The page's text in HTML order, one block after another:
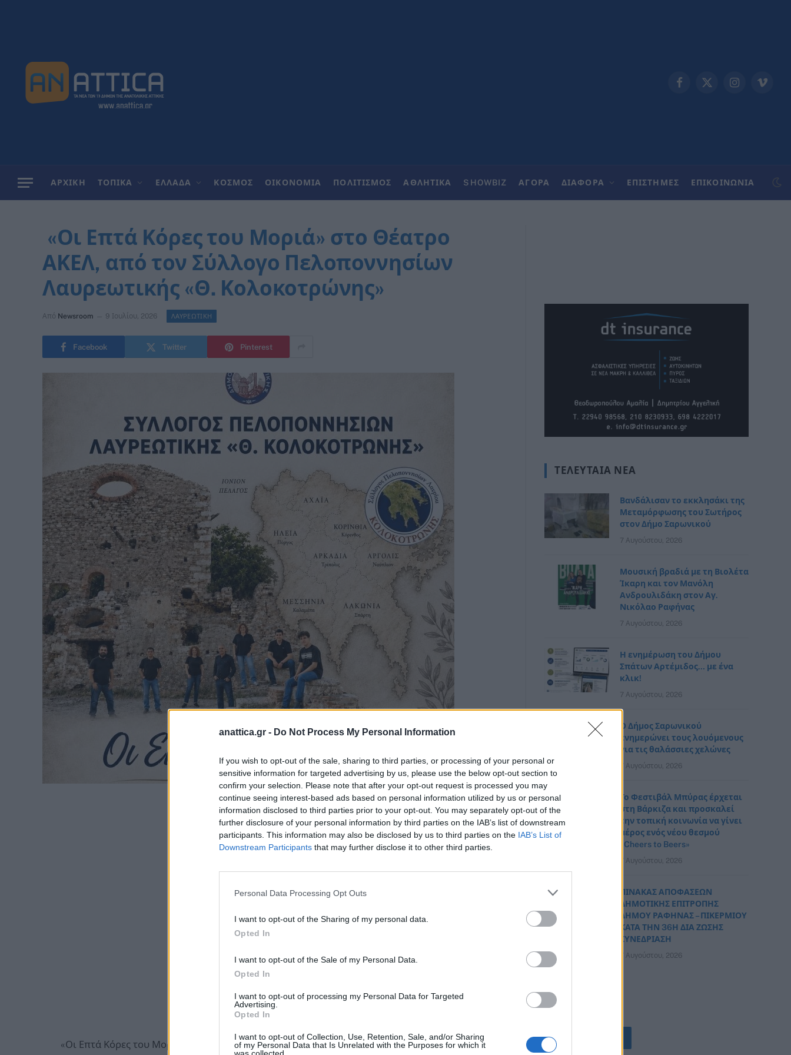
anattica.gr - Do Not Process My Personal Information
If you wish to opt-out of the sale, sharing to third parties, or processing of your personal or
sensitive information for targeted advertising by us, please use the below opt-out section to
confirm your selection. Please note that after your opt-out request is processed you may
continue seeing interest-based ads based on personal information utilized by us or personal
information disclosed to third parties prior to your opt-out. You may separately opt-out of the
further disclosure of your personal information by third parties on the IAB’s list of downstream
participants. This information may also be disclosed by us to third parties on the IAB’s List of
Downstream Participants that may further disclose it to other third parties.
Personal Data Processing Opt Outs
I want to opt-out of the Sharing of my personal data.
Opted In
I want to opt-out of the Sale of my Personal Data.
Opted In
I want to opt-out of processing my Personal Data for Targeted
Advertising.
Opted In
I want to opt-out of Collection, Use, Retention, Sale, and/or Sharing
of my Personal Data that Is Unrelated with the Purposes for which it
Facebook
X
InstagramVimeo
ΑΡΧΙΚΗ ΤΟΠΙΚΑ ΕΛΛΑΔΑ ΚΟΣΜΟΣ ΟΙΚΟΝΟΜΙΑ ΠΟΛΙΤΙΣΜΟΣ ΑΘΛΗΤΙΚΑ SHOWBIZ ΑΓΟΡΑ ΔΙΑΦΟΡΑ ΕΠΙΣΤΗΜΕΣ ΕΠΙΚΟΙΝΩΝΊΑ
«Οι Επτά Κόρες του Μοριά» στο Θέατρο
ΑΚΕΛ, από τον Σύλλογο Πελοποννησίων
Λαυρεωτικής «Θ. Κολοκοτρώνης»
Από Newsroom 9 Ιουλίου, 2026 ΛΑΥΡΕΩΤΙΚΗ
Facebook Twitter Pinterest
«Οι Επτά Κόρες του Μοριά» στο Θέατρο ΑΚΕΛ
ΤΕΛΕΥΤΑΊΑ ΝΈΑ
Βανδάλισαν το εκκλησάκι της
Μεταμόρφωσης του Σωτήρος
στον Δήμο Σαρωνικού
7 Αυγούστου, 2026
Μουσική βραδιά με τη Βιολέτα
Ίκαρη και τον Μανόλη
Ανδρουλιδάκη στον Αγ.
Νικόλαο Ραφήνας
7 Αυγούστου, 2026
Η ενημέρωση του Δήμου
Σπάτων Αρτέμιδος… με ένα
κλικ!
7 Αυγούστου, 2026
Ο Δήμος Σαρωνικού
ενημερώνει τους λουόμενους
για τις θαλάσσιες χελώνες
7 Αυγούστου, 2026
Το Φεστιβάλ Μπύρας έρχεται
στη Βάρκιζα και προσκαλεί
την τοπική κοινωνία να γίνει
μέρος ενός νέου θεσμού
«Cheers to Beers»
7 Αυγούστου, 2026
ΠΙΝΑΚΑΣ ΑΠΟΦΑΣΕΩΝ
ΔΗΜΟΤΙΚΗΣ ΕΠΙΤΡΟΠΗΣ
ΔΗΜΟΥ ΡΑΦΗΝΑΣ – ΠΙΚΕΡΜΙΟΥ
ΚΑΤΑ ΤΗΝ 36Η ΔΙΑ ΖΩΣΗΣ
ΣΥΝΕΔΡΙΑΣΗ
7 Αυγούστου, 2026
ΟΛΕΣ ΟΙ ΕΙΔΗΣΕΙΣ